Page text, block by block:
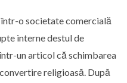
într-o societate comercială
interne destul de
un articol că schimbarea
religioasă. După